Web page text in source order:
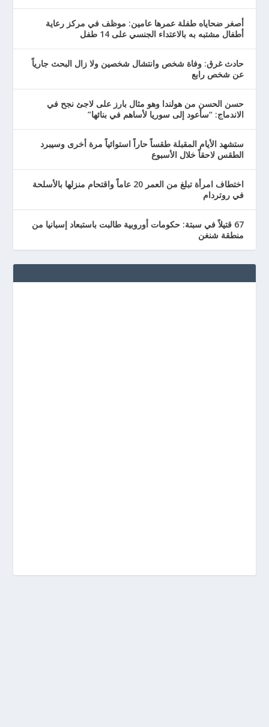
أصغر ضحاياه طفلة عمرها عامين: موظف في مركز رعاية
أطفال مشتبه به بالاعتداء الجنسي على 14 طفل
حادث غرق: وفاة شخص وانتشال شخصين ولا زال البحث جارياً
عن شخص رابع
حسن الحسن من هولندا وهو مثال بارز على لاجئ نجح في
الاندماج: “سأعود إلى سوريا لأساهم في بنائها”
ستشهد الأيام المقبلة طقساً حاراً استوائياً مرة أخرى وسيبرد
الطقس لاحقاً خلال الأسبوع
اختطاف امرأة تبلغ من العمر 20 عاماً واقتحام منزلها بالأسلحة
في روتردام
67 قتيلاً في سبتة: حكومات أوروبية طالبت باستبعاد إسبانيا من
منطقة شنغن